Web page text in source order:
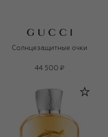
Солнцезащитные очки
44 500 ₽